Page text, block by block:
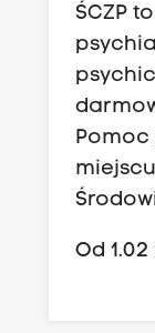
ŚCZP
Od